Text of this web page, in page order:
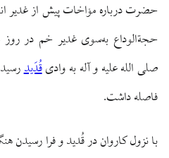
حضرت درباره مؤاخات پیش از غدیر
حجةالوداع به‌سوی غدیر خم در روز
صلی الله علیه و آله به وادیقُدَید
فاصله داشت.
با نزول کاروان در قُدید و فرا رسیدن